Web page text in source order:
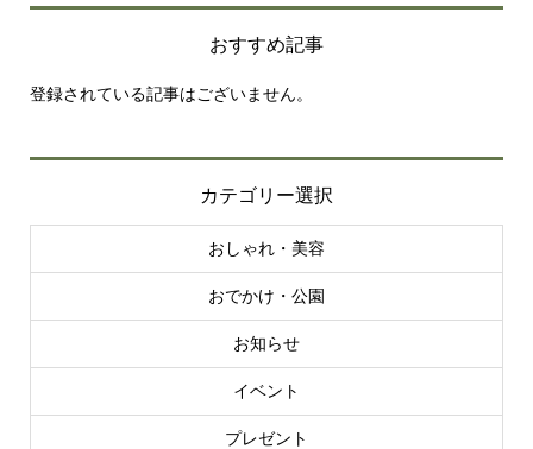
おすすめ記事
登録されている記事はございません。
カテゴリー選択
おしゃれ・美容
おでかけ・公園
お知らせ
イベント
プレゼント